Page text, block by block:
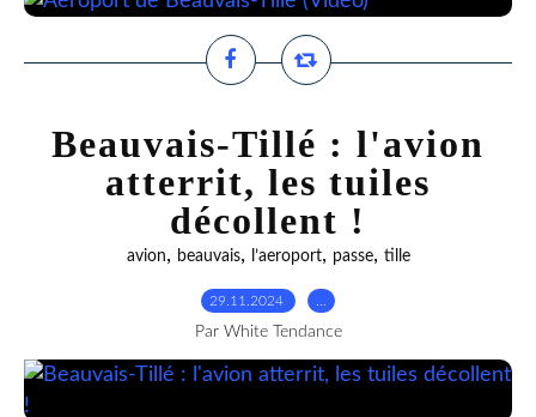
Beauvais-Tillé : l'avion
atterrit, les tuiles
décollent !
avion, beauvais, l’aeroport, passe, tille
29.11.2024
Par White Tendance